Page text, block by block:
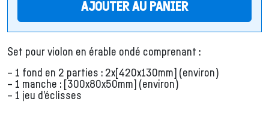
AJOUTER AU PANIER
Set pour violon en érable ondé comprenant :
– 1 fond en 2 parties : 2x[420x130mm] (environ)
– 1 manche : [300x80x50mm] (environ)
– 1 jeu d’éclisses